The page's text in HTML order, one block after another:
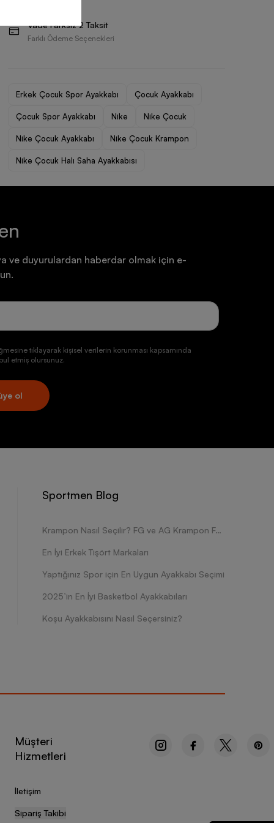
7.199,90 TL
Vade Farksız 2 Taksit
Farklı Ödeme Seçenekleri
Erkek Çocuk Spor Ayakkabı Çocuk Ayakkabı
Çocuk Spor Ayakkabı Nike Nike Çocuk
Nike Çocuk Ayakkabı Nike Çocuk Krampon
Nike Çocuk Halı Saha Ayakkabısı
ve duyurulardan haberdar olmak için e-
tıklayarak kişisel verilerin korunması kapsamında
etmiş olursunuz.
ol
Sportmen Blog
Krampon Nasıl Seçilir? FG ve AG Krampon Farkları Nelerdir?
En İyi Erkek Tişört Markaları
Yaptığınız Spor için En Uygun Ayakkabı Seçimi
2025’in En İyi Basketbol Ayakkabıları
Koşu Ayakkabısını Nasıl Seçersiniz?
Müşteri
Hizmetleri
İletişim
Sipariş Takibi